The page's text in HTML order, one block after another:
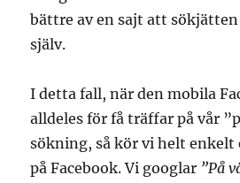
bättre av en sajt att
själv.
I detta fall, när den mobila
alldeles för få träffar på vår
sökning, så kör vi helt
på Facebook. Vi googlar ”På